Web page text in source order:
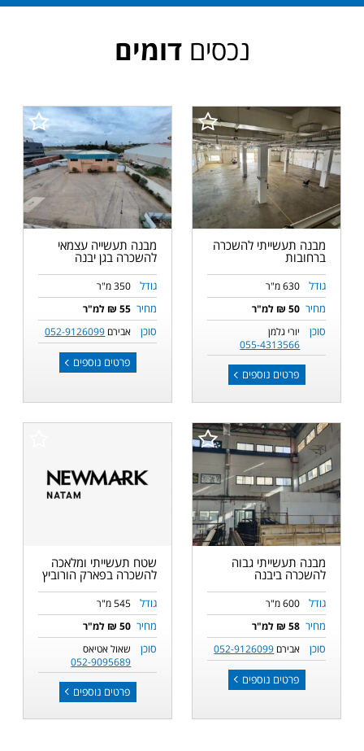
נכסיםדומים
מבנה תעשייתי להשכרה
ברחובות
גודל 630 מ"ר
מחיר 50 ₪ למ"ר
סוכן
יורי גלמן
055-4313566
פרטים נוספים
מבנה תעשייה עצמאי
להשכרה בגן יבנה
גודל 350 מ"ר
מחיר 55 ₪ למ"ר
סוכן אבירם 052-9126099
פרטים נוספים
מבנה תעשייתי גבוה
להשכרה ביבנה
גודל 600 מ"ר
מחיר 58 ₪ למ"ר
סוכן אבירם 052-9126099
פרטים נוספים
שטח תעשייתי ומלאכה
להשכרה בפארק הורוביץ
גודל 545 מ"ר
מחיר 50 ₪ למ"ר
סוכן
שאול אטיאס
052-9095689
פרטים נוספים